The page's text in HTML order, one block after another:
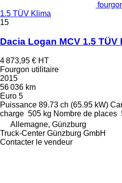
1.5 TÜV Klima
15
Dacia Logan MCV 1.5 TÜV
4 873,95 € HT
Fourgon utilitaire
2015
56 036 km
Euro 5
Puissance 89.73 ch (65.95 kW)
charge 505 kg Nombre de places
Allemagne, Günzburg
Truck-Center Günzburg GmbH
Contacter le vendeur